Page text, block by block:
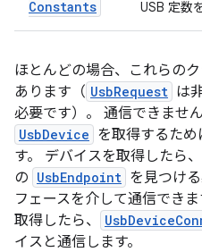
Constants
USB 定数
ほとんどの場合、これらの
あります（ UsbRequest は
必要です）。 通信できませ
UsbDevice を取得するため
す。 デバイスを取得したら
の UsbEndpoint を見つけ
フェースを介して通信でき
取得したら、
イスと通信します。